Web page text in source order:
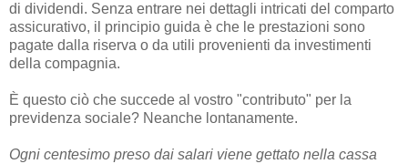
di dividendi. Senza entrare nei dettagli intricati del comparto
assicurativo, il principio guida è che le prestazioni sono
pagate dalla riserva o da utili provenienti da investimenti
della compagnia.
È questo ciò che succede al vostro "contributo" per la
previdenza sociale? Neanche lontanamente.
Ogni centesimo preso dai salari viene gettato nella cassa